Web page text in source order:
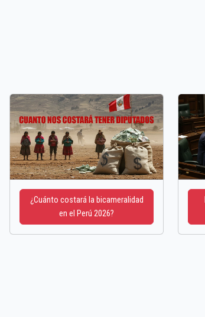
¿Cuánto costará la bicameralidad
en el Perú 2026?